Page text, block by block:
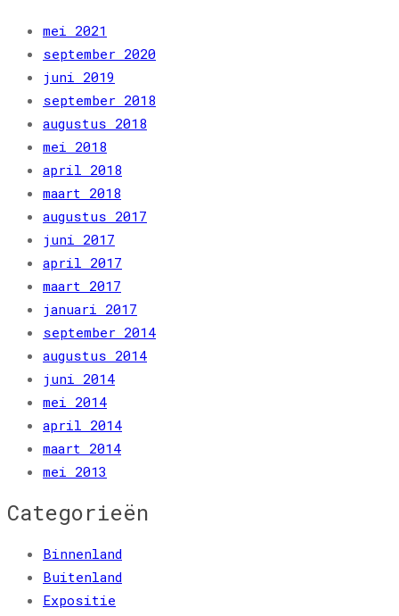
mei 2021
september 2020
juni 2019
september 2018
augustus 2018
mei 2018
april 2018
maart 2018
augustus 2017
juni 2017
april 2017
maart 2017
januari 2017
september 2014
augustus 2014
juni 2014
mei 2014
april 2014
maart 2014
mei 2013
Categorieën
Binnenland
Buitenland
Expositie